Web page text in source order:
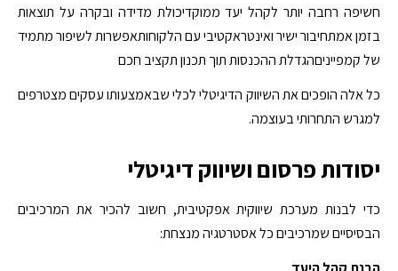
חשיפה רחבה יותר לקהל יעד ממוקדיכולת מדידה ובקרה על תוצאות
בזמן אמתחיבור ישיר ואינטראקטיבי עם הלקוחותאפשרות לשיפור מתמיד
של קמפייניםהגדלת ההכנסות תוך תכנון תקציב חכם
כל אלה הופכים את השיווק הדיגיטלי לכלי שבאמצעותו עסקים מצטרפים
למגרש התחרותי בעוצמה.
יסודות פרסום ושיווק דיגיטלי
כדי לבנות מערכת שיווקית אפקטיבית, חשוב להכיר את המרכיבים
הבסיסיים שמרכיבים כל אסטרטגיה מנצחת: